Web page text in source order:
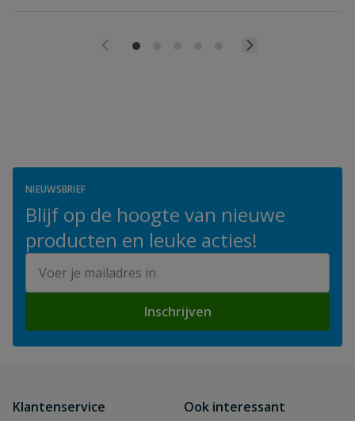
NIEUWSBRIEF
Blijf op de hoogte van nieuwe
producten en leuke acties!
Inschrijven
Klantenservice
Ook interessant